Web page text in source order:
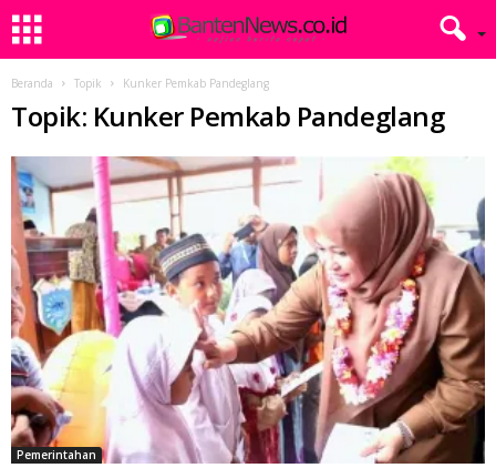
Beranda Topik Kunker Pemkab Pandeglang
Topik: Kunker Pemkab Pandeglang
Pemerintahan